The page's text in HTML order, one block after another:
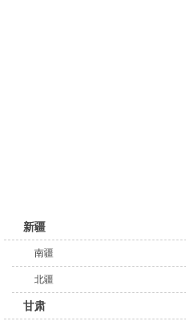
新疆
南疆
北疆
甘肃